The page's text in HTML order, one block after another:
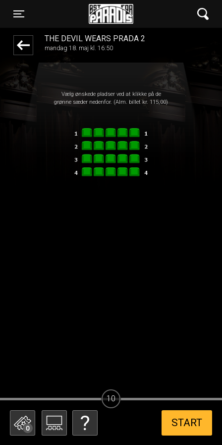
Toggle navigation
Øst for Paradis
THE DEVIL WEARS PRADA 2
mandag 18. maj kl. 16:50
Vælg ønskede pladser ved at klikke på de
grønne sæder nedenfor. (Alm. billet kr. 115,00)
0 START
10
1step-front02 030811